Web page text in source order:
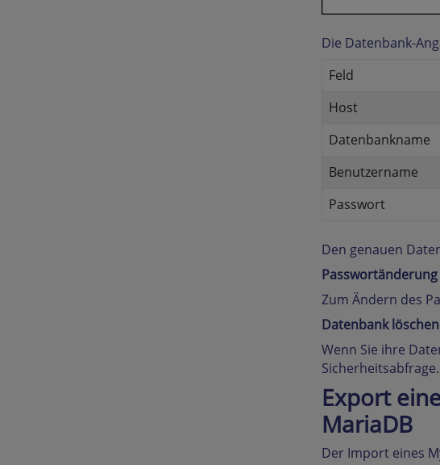
Die Datenbank-
Feld
Host
Datenbankname
Benutzername
Passwort
Den genauen
Passwortänderung
Zum Ändern des
Datenbank löschen
Wenn Sie ihre
Sicherheitsabfrage.
Export
MariaDB
Der Import eines